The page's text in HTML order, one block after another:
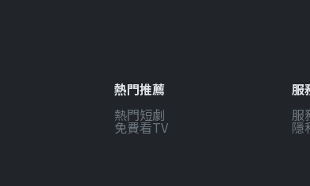
熱門推薦
熱門短劇
免費看TV
服
服
隱